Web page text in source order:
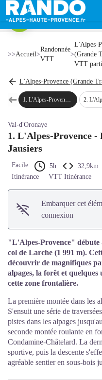
L'Alpes-Provence - Etape 1 :
Alpages au dessus de
>>Accueil>
Randonnée
VTT
>
L'Alpes-
(Grande
VTT
L'Alpes-Provence (Grande
➜Étape précédente
1. L'Alpes-Provence - Etape 1 : Col de Larche - Jausiers 2.L'Alpes-Provence
Val-d'Oronaye
1. L'Alpes-Provence -
Jausiers
Facile 5h 32,9km
Itinérance
VTT Itinérance
Embarquer cet
connexion
"L'Alpes-Provence" débute
col de Larche (1 991 m).
découvrir de magnifiques
alpages, la forêt et quelques
cette zone frontalière.
La première montée dans les
S'ensuit une série de
pistes dans les alpages
seconde montée roulante en
Condamine-Châtelard. La
sportive, puis la descente
agréable sentier en sous-bois